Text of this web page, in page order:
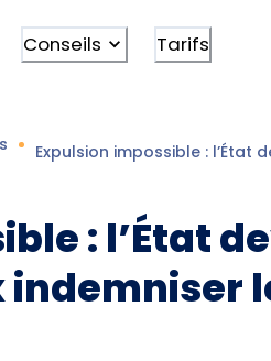
Conseils Tarifs
Expulsion impossible : l’État
: l’État